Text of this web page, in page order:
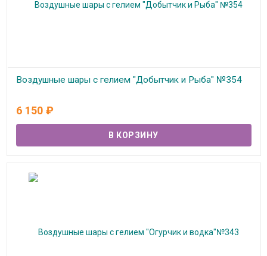
Воздушные шары с гелием "Добытчик и Рыба" №354
6 150 ₽